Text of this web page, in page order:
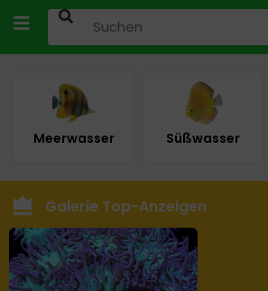
Meerwasser Süßwasser
Galerie Top-Anzeigen